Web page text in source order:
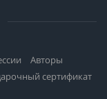
Авторы
сертификат